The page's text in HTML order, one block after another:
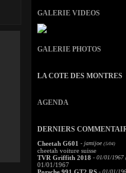
GALERIE VIDEOS
GALERIE PHOTOS
LA COTE DES MONTRES
AGENDA
DERNIERS
Cheetah G601 - jamijoe (5/04)
cheetah voiture suisse
TVR Griffith 2018 - 01/01/1967
01/01/1967
- 01/01/